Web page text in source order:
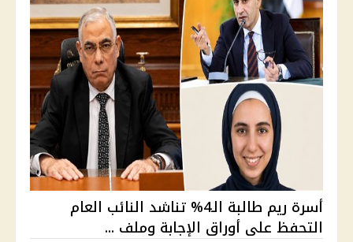
أسرة ريم طالبة الـ4% تناشد النائب العام
التحفظ على أوراق الإجابة وملف ...